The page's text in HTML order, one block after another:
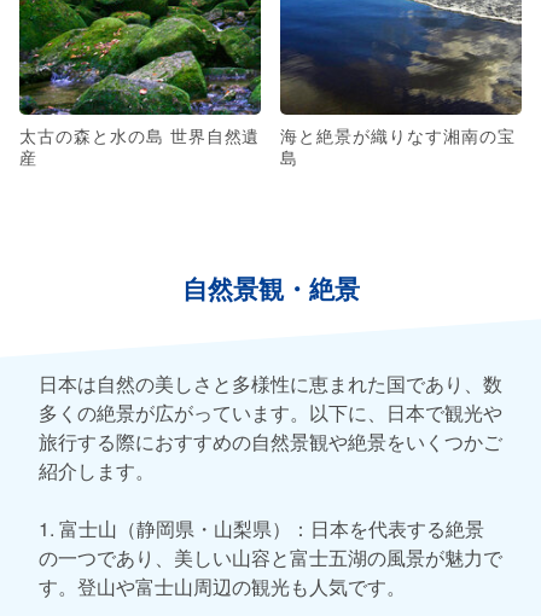
太古の森と水の島 世界自然遺
産
海と絶景が織りなす湘南の宝
島
自然景観・絶景
日本は自然の美しさと多様性に恵まれた国であり、数
多くの絶景が広がっています。以下に、日本で観光や
旅行する際におすすめの自然景観や絶景をいくつかご
紹介します。
1. 富士山（静岡県・山梨県）：日本を代表する絶景
の一つであり、美しい山容と富士五湖の風景が魅力で
す。登山や富士山周辺の観光も人気です。